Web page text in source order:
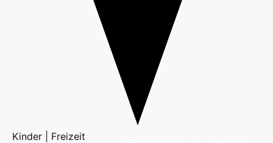
Kinder | Freizeit